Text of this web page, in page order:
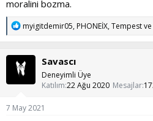
moralini bozma.
T
p
k
i
l
e
myigitdemir05,PHONEİX,Tempest
Savascı
Deneyimli Üye
Katılım 22 Ağu 2020 Mesajlar
7 May 2021